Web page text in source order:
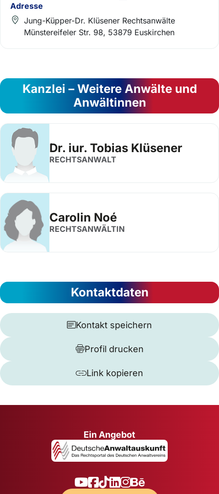
Adresse
Jung-Küpper-Dr. Klüsener Rechtsanwälte
Münstereifeler Str. 98, 53879 Euskirchen
Kanzlei – Weitere Anwälte und
Anwältinnen
Dr. iur. Tobias Klüsener
RECHTSANWALT
Carolin Noé
RECHTSANWÄLTIN
Kontaktdaten
Kontakt speichern
Profil drucken
Link kopieren
Ein Angebot